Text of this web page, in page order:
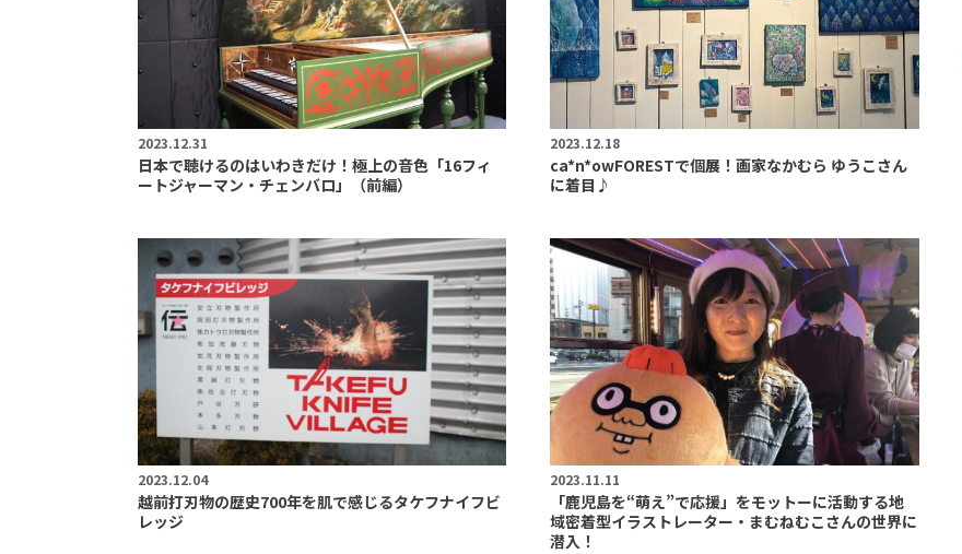
2023.12.31
日本で聴けるのはいわきだけ！極上の音色「16フィ
ートジャーマン・チェンバロ」（前編）
2023.12.18
ca*n*owFORESTで個展！画家なかむら ゆうこさん
に着目♪
2023.12.04
越前打刃物の歴史700年を肌で感じるタケフナイフビ
レッジ
2023.11.11
「鹿児島を“萌え”で応援」をモットーに活動する地
域密着型イラストレーター・まむねむこさんの世界に
潜入！